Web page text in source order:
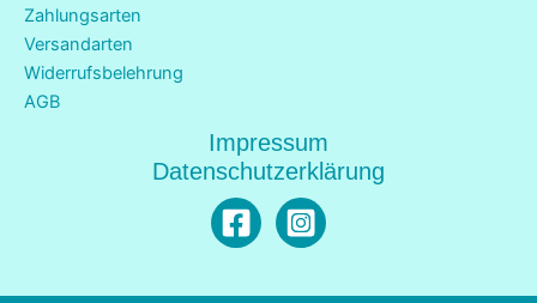
Zahlungsarten
Versandarten
Widerrufsbelehrung
AGB
Impressum
Datenschutzerklärung